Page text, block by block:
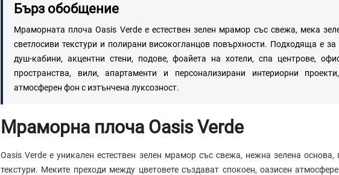
Бърз обобщение
Мраморната плоча Oasis Verde е естествен зелен мрамор със свежа, мека
светлосиви текстури и полирани високогланцов повърхности. Подходяща е
душ-кабини, акцентни стени, подове, фоайета на хотели, спа центрове,
пространства, вили, апартаменти и персонализирани интериорни
атмосферен фон с изтънчена луксозност.
Мраморна плоча Oasis Verde
Oasis Verde е уникален естествен зелен мрамор със свежа, нежна зелена основа,
текстури. Меките преходи между цветовете създават спокоен, оазисен